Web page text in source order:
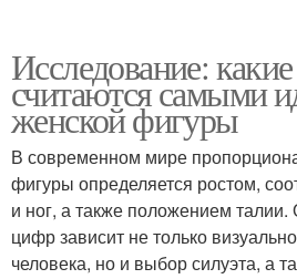
Исследование:
считаются самыми
женской фигуры
В современном мире
фигуры определяется ростом,
и ног, а также положением
цифр зависит не только
человека, но и выбор силуэта, а